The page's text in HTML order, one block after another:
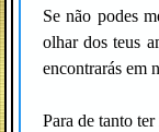
Se não podes
olhar dos teus
encontrarás em
Para de tanto